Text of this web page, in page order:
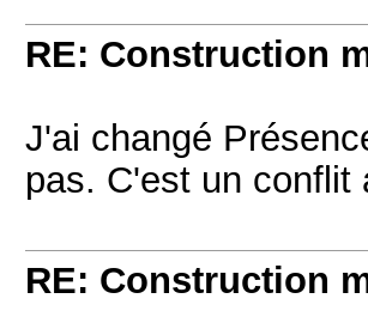
RE: Construction
J'ai changé
pas. C'est un conflit
RE: Construction